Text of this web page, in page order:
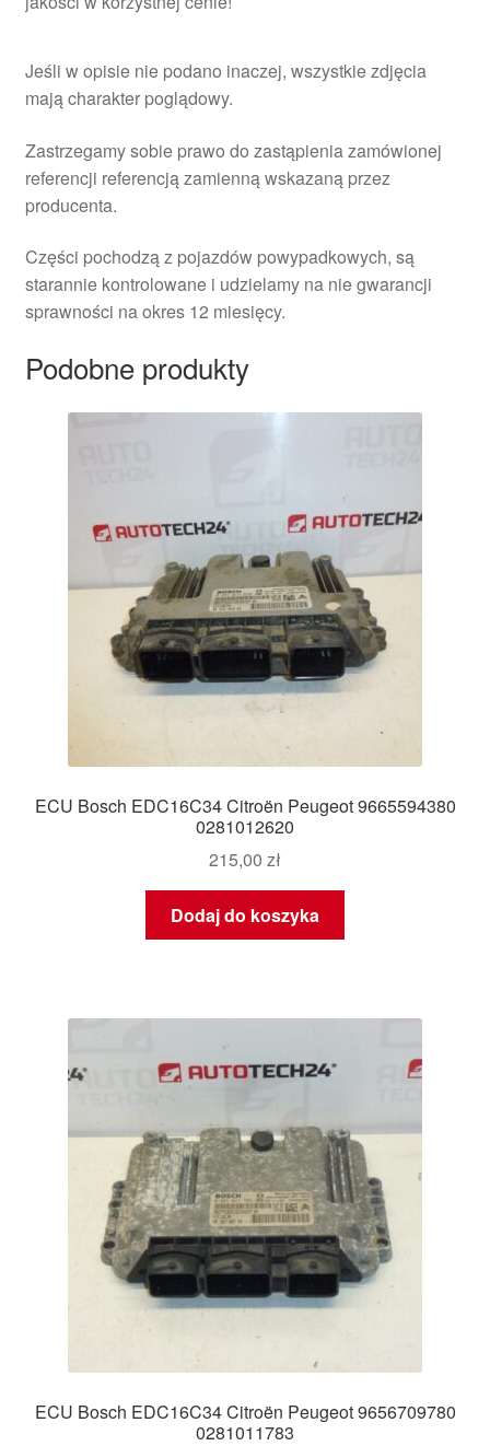
Jeśli w opisie nie podano inaczej, wszystkie zdjęcia
mają charakter poglądowy.
Zastrzegamy sobie prawo do zastąpienia zamówionej
referencji referencją zamienną wskazaną przez
producenta.
Części pochodzą z pojazdów powypadkowych, są
starannie kontrolowane i udzielamy na nie gwarancji
sprawności na okres 12 miesięcy.
Podobne produkty
ECU Bosch EDC16C34 Citroën Peugeot 9665594380
0281012620
215,00 zł
Dodaj do koszyka
ECU Bosch EDC16C34 Citroën Peugeot 9656709780
0281011783